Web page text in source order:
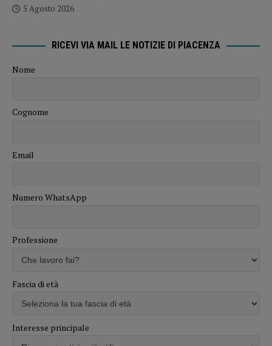
5 Agosto 2026
RICEVI VIA MAIL LE NOTIZIE DI PIACENZA
Nome
Cognome
Email
Numero WhatsApp
Professione
Fascia di età
Interesse principale